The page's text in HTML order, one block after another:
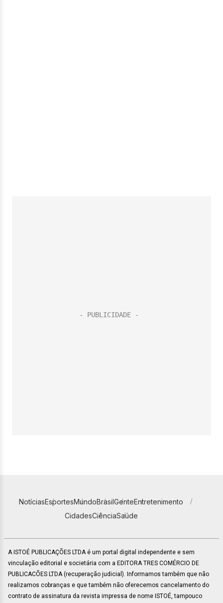
NotíciasEsportesMundoBrasilGenteEntretenimento
CidadesCiênciaSaúde
A ISTOÉ PUBLICAÇÕES LTDA é um portal digital independente e sem
vinculação editorial e societária com a EDITORA TRES COMÉRCIO DE
PUBLICACÕES LTDA (recuperação judicial). Informamos também que não
realizamos cobranças e que também não oferecemos cancelamento do
contrato de assinatura da revista impressa de nome ISTOÉ, tampouco